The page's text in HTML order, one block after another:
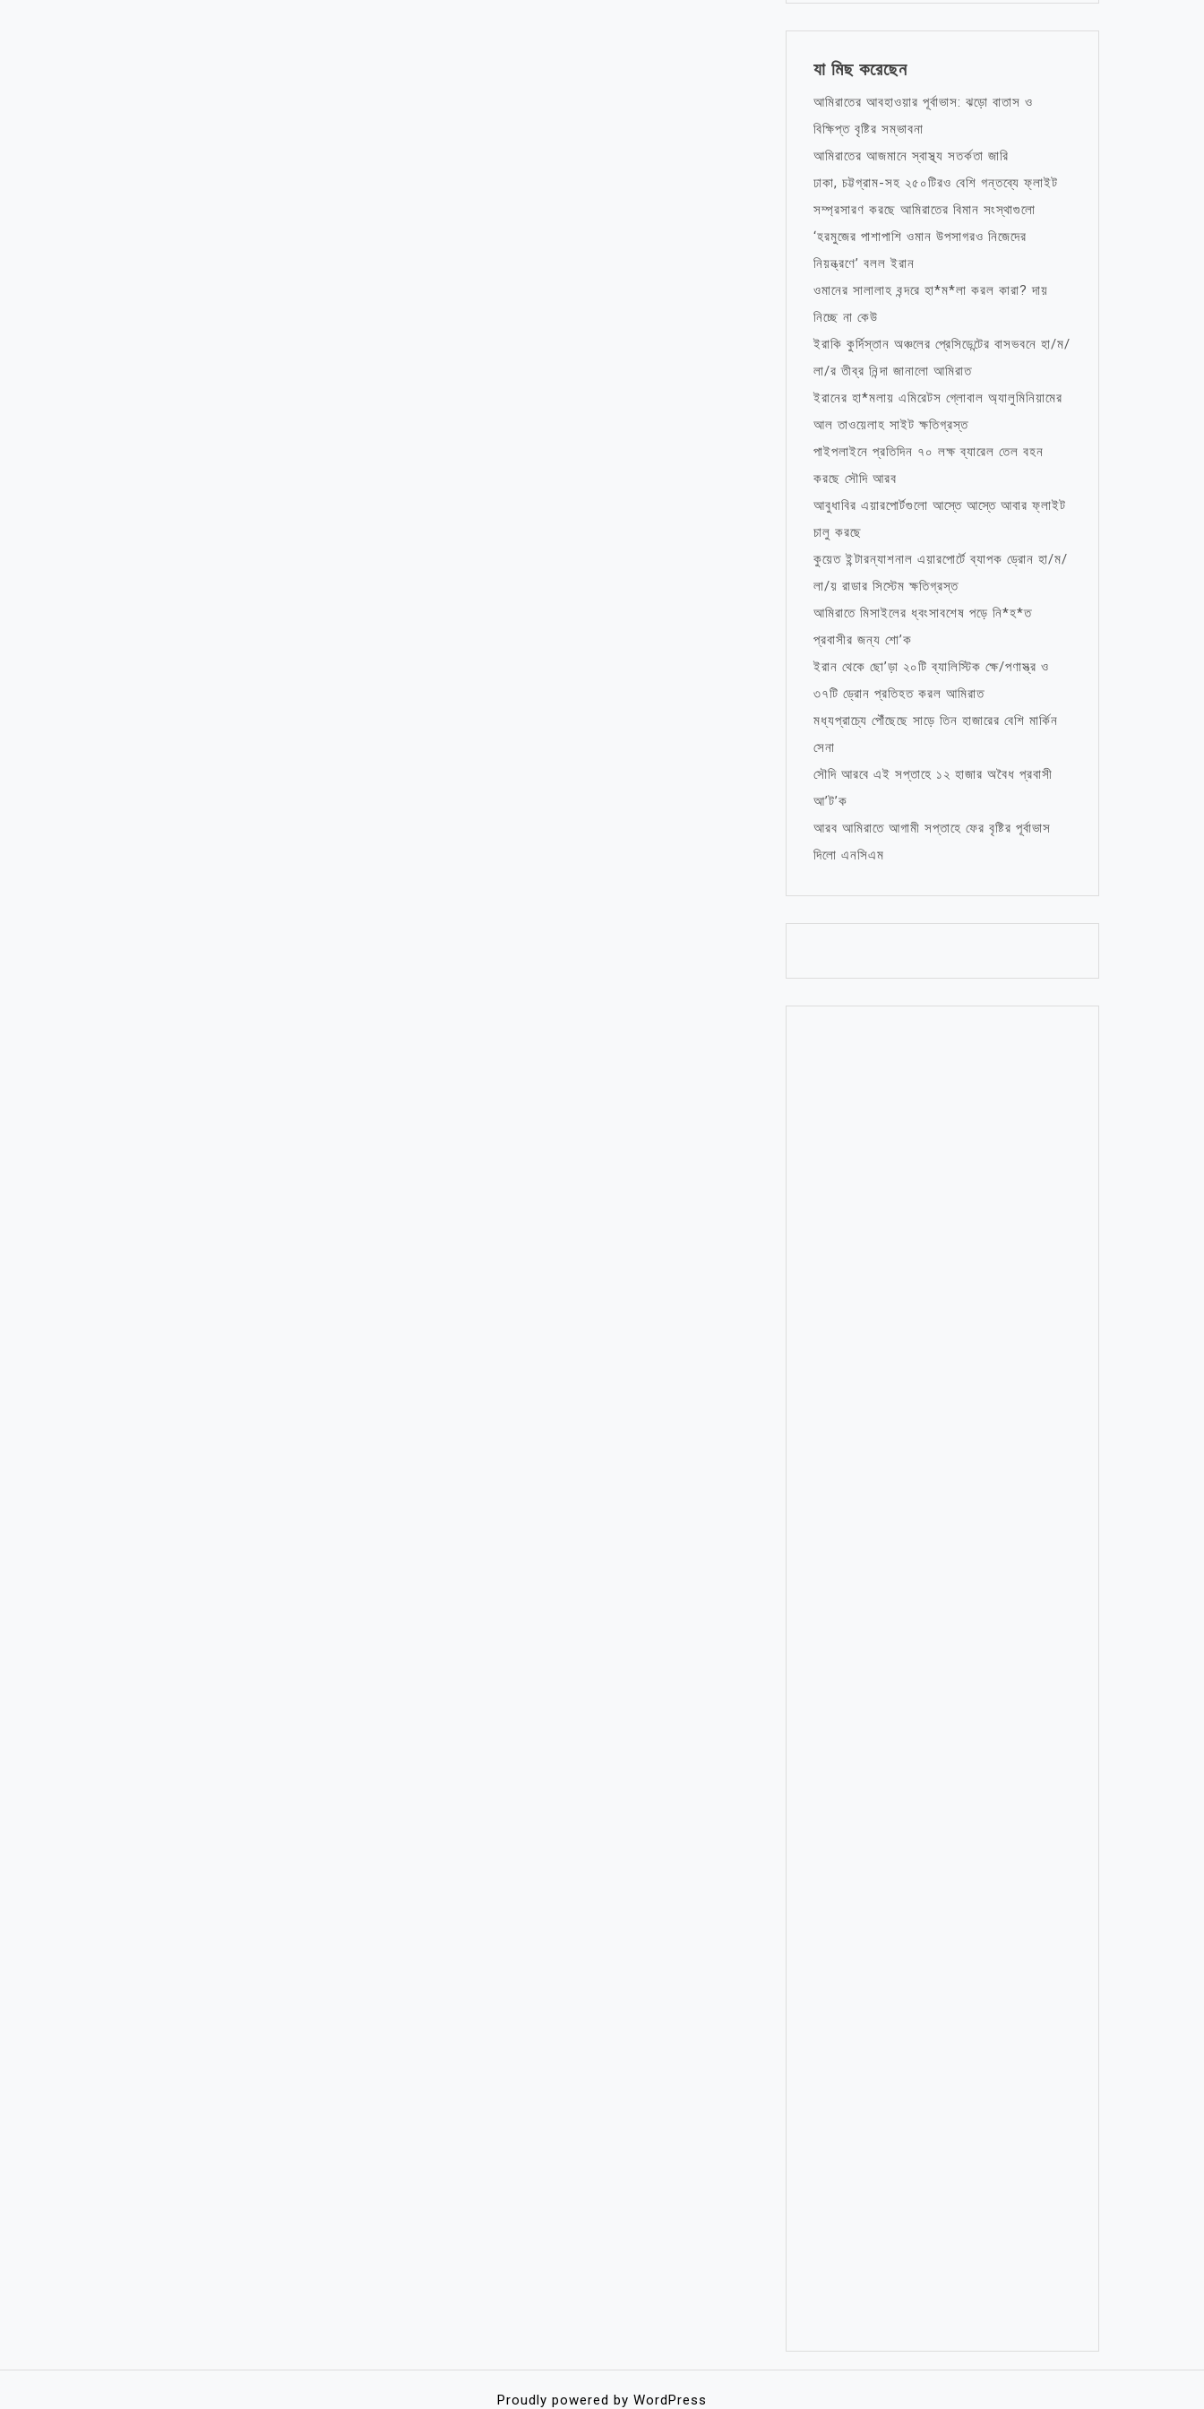
যা মিছ করেছেন
আমিরাতের আবহাওয়ার পূর্বাভাস: ঝড়ো বাতাস ও
বিক্ষিপ্ত বৃষ্টির সম্ভাবনা
আমিরাতের আজমানে স্বাস্থ্য সতর্কতা জারি
ঢাকা, চট্টগ্রাম-সহ ২৫০টিরও বেশি গন্তব্যে ফ্লাইট
সম্প্রসারণ করছে আমিরাতের বিমান সংস্থাগুলো
‘হরমুজের পাশাপাশি ওমান উপসাগরও নিজেদের
নিয়ন্ত্রণে’ বলল ইরান
ওমানের সালালাহ বন্দরে হা*ম*লা করল কারা? দায়
নিচ্ছে না কেউ
ইরাকি কুর্দিস্তান অঞ্চলের প্রেসিডেন্টের বাসভবনে হা/ম/
লা/র তীব্র নিন্দা জানালো আমিরাত
ইরানের হা*মলায় এমিরেটস গ্লোবাল অ্যালুমিনিয়ামের
আল তাওয়েলাহ সাইট ক্ষতিগ্রস্ত
পাইপলাইনে প্রতিদিন ৭০ লক্ষ ব্যারেল তেল বহন
করছে সৌদি আরব
আবুধাবির এয়ারপোর্টগুলো আস্তে আস্তে আবার ফ্লাইট
চালু করছে
কুয়েত ইন্টারন্যাশনাল এয়ারপোর্টে ব্যাপক ড্রোন হা/ম/
লা/য় রাডার সিস্টেম ক্ষতিগ্রস্ত
আমিরাতে মিসাইলের ধ্বংসাবশেষ পড়ে নি*হ*ত
প্রবাসীর জন্য শো’ক
ইরান থেকে ছো’ড়া ২০টি ব্যালিস্টিক ক্ষে/পণাস্ত্র ও
৩৭টি ড্রোন প্রতিহত করল আমিরাত
মধ্যপ্রাচ্যে পৌঁছেছে সাড়ে তিন হাজারের বেশি মার্কিন
সেনা
সৌদি আরবে এই সপ্তাহে ১২ হাজার অবৈধ প্রবাসী
আ’ট’ক
আরব আমিরাতে আগামী সপ্তাহে ফের বৃষ্টির পূর্বাভাস
দিলো এনসিএম
Proudly powered by WordPress